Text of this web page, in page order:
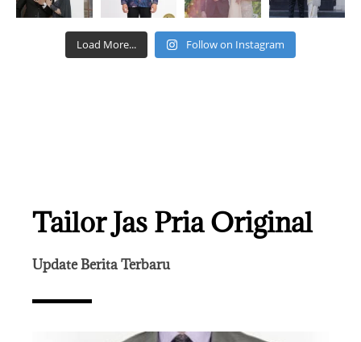
Load More... Follow on Instagram
Tailor Jas Pria Original
Update Berita Terbaru